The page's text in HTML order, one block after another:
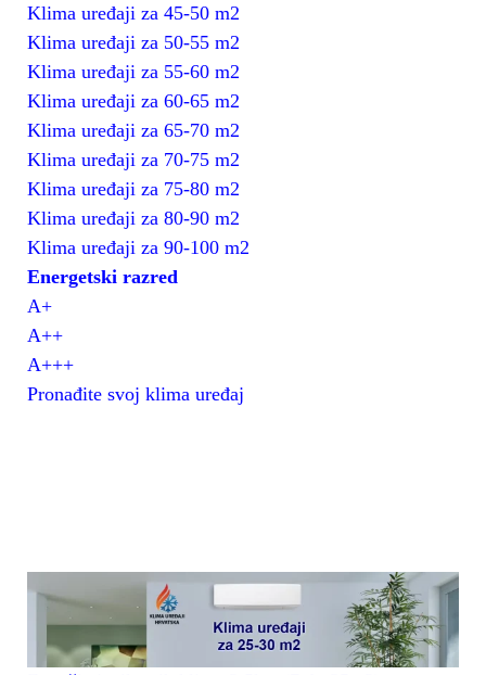
Klima uređaji za 45-50 m2
Klima uređaji za 50-55 m2
Klima uređaji za 55-60 m2
Klima uređaji za 60-65 m2
Klima uređaji za 65-70 m2
Klima uređaji za 70-75 m2
Klima uređaji za 75-80 m2
Klima uređaji za 80-90 m2
Klima uređaji za 90-100 m2
Energetski razred
A+
A++
A+++
Pronađite svoj klima uređaj